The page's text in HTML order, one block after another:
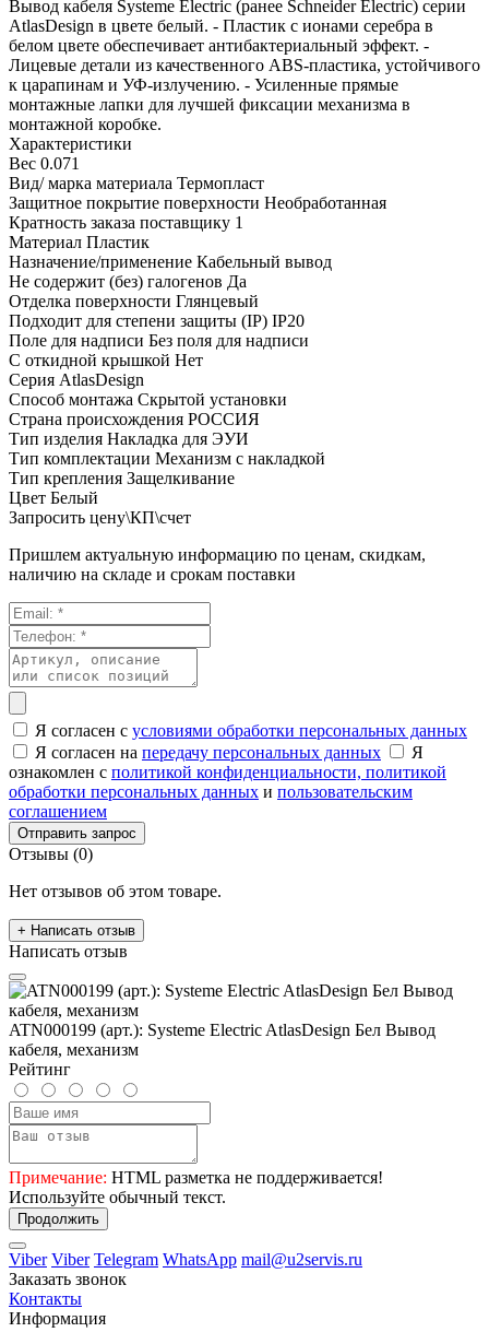
Вывод кабеля Systeme Electric (ранее Schneider Electric) серии
AtlasDesign в цвете белый. - Пластик с ионами серебра в
белом цвете обеспечивает антибактериальный эффект. -
Лицевые детали из качественного ABS-пластика, устойчивого
к царапинам и УФ-излучению. - Усиленные прямые
монтажные лапки для лучшей фиксации механизма в
монтажной коробке.
Характеристики
Вес 0.071
Вид/ марка материала Термопласт
Защитное покрытие поверхности Необработанная
Кратность заказа поставщику 1
Материал Пластик
Назначение/применение Кабельный вывод
Не содержит (без) галогенов Да
Отделка поверхности Глянцевый
Подходит для степени защиты (IP) IP20
Поле для надписи Без поля для надписи
С откидной крышкой Нет
Серия AtlasDesign
Способ монтажа Скрытой установки
Страна происхождения РОССИЯ
Тип изделия Накладка для ЭУИ
Тип комплектации Механизм с накладкой
Тип крепления Защелкивание
Цвет Белый
Запросить цену\КП\счет
Пришлем актуальную информацию по ценам, скидкам,
наличию на складе и срокам поставки
Я согласен с условиями обработки персональных данных
Я согласен на передачу персональных данных
Я
ознакомлен с политикой конфиденциальности, политикой
обработки персональных данных и пользовательским
соглашением
Отправить запрос
Отзывы (0)
Нет отзывов об этом товаре.
+ Написать отзыв
Написать отзыв
ATN000199 (арт.): Systeme Electric AtlasDesign Бел Вывод
кабеля, механизм
Рейтинг
Примечание: HTML разметка не поддерживается!
Используйте обычный текст.
Продолжить
Viber Viber Telegram WhatsApp mail@u2servis.ru
Заказать звонок
Контакты
Информация